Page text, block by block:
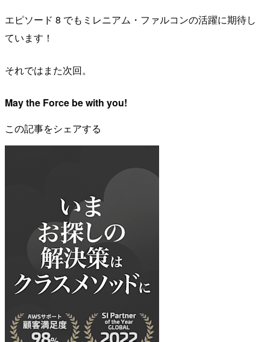
エピソード 8 でもミレニアム・ファルコンの活躍に期待し
ています！
それではまた次回。
May the Force be with you!
この記事をシェアする